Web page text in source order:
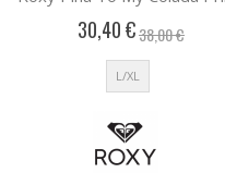
30,40 €38,00 €
L/XL